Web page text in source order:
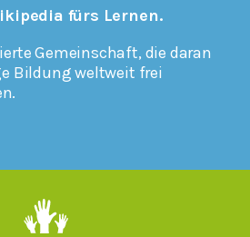
fürs Lernen.
Gemeinschaft, die daran
Bildung weltweit frei